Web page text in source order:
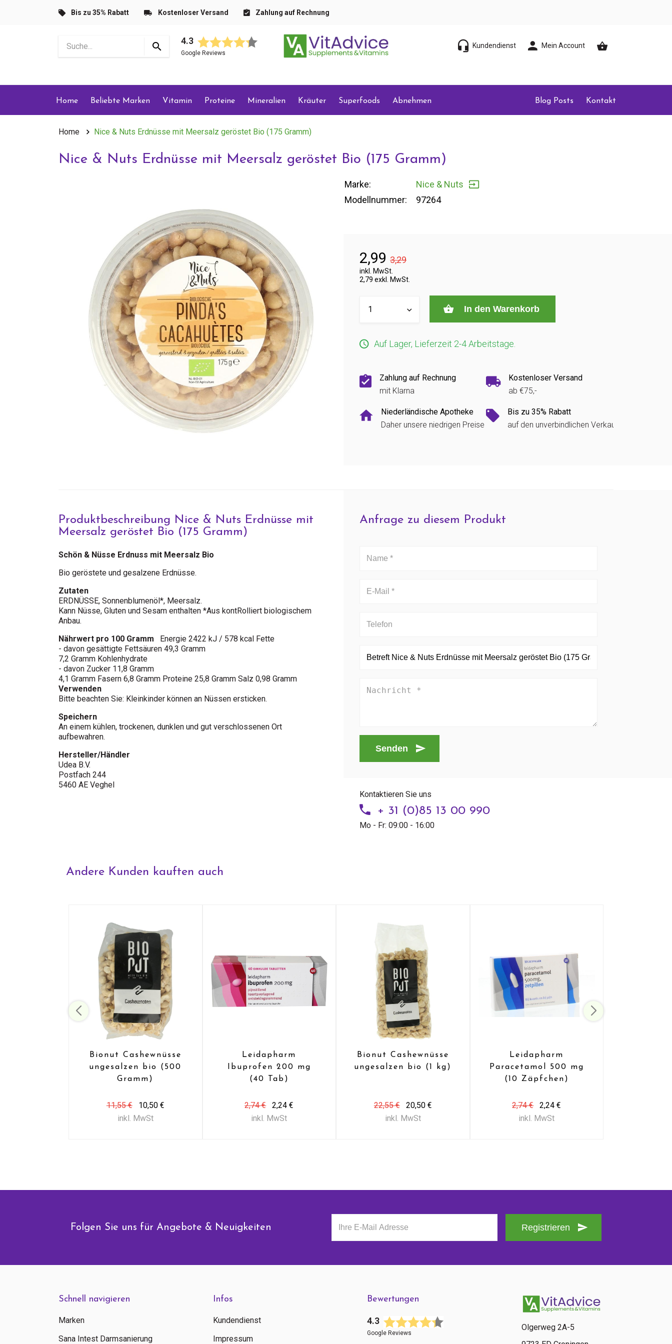
Bis zu 35% Rabatt Kostenloser Versand Zahlung auf Rechnung
4.3
Google Reviews
Kundendienst Mein Account
Home Beliebte Marken Vitamin Proteine Mineralien Kräuter Superfoods Abnehmen Blog Posts Kontakt
Home Nice & Nuts Erdnüsse mit Meersalz geröstet Bio (175 Gramm)
Nice & Nuts Erdnüsse mit Meersalz geröstet Bio (175 Gramm)
Marke:
Nice & Nuts
Modellnummer:
97264
2,99 3,29
inkl. MwSt.
2,79 exkl. MwSt.
In den Warenkorb
Auf Lager, Lieferzeit 2-4 Arbeitstage.
Zahlung auf Rechnung
mit Klarna
Kostenloser Versand
ab €75,-
Niederländische Apotheke
Daher unsere niedrigen Preise
Bis zu 35% Rabatt
auf den unverbindlichen Verkaufspreis
Produktbeschreibung Nice & Nuts Erdnüsse mit
Meersalz geröstet Bio (175 Gramm)
Schön & Nüsse Erdnuss mit Meersalz Bio
Bio geröstete und gesalzene Erdnüsse.
Zutaten
ERDNÜSSE, Sonnenblumenöl*, Meersalz.
Kann Nüsse, Gluten und Sesam enthalten *Aus kontRolliert biologischem
Anbau.
Nährwert pro 100 Gramm Energie 2422 kJ / 578 kcal Fette
- davon gesättigte Fettsäuren 49,3 Gramm
7,2 Gramm Kohlenhydrate
- davon Zucker 11,8 Gramm
4,1 Gramm Fasern 6,8 Gramm Proteine 25,8 Gramm Salz 0,98 Gramm
Verwenden
Bitte beachten Sie: Kleinkinder können an Nüssen ersticken.
Speichern
An einem kühlen, trockenen, dunklen und gut verschlossenen Ort
aufbewahren.
Hersteller/Händler
Udea B.V.
Postfach 244
5460 AE Veghel
Anfrage zu diesem Produkt
Senden
Kontaktieren Sie uns
+ 31 (0)85 13 00 990
Mo - Fr: 09:00 - 16:00
Andere Kunden kauften auch
Bionut Cashewnüsse
ungesalzen bio (500
Gramm)
11,55 €
10,50 €
inkl. MwSt
Leidapharm
Ibuprofen 200 mg
(40 Tab)
2,74 €
2,24 €
inkl. MwSt
Bionut Cashewnüsse
ungesalzen bio (1 kg)
22,55 €
20,50 €
inkl. MwSt
Leidapharm
Paracetamol 500 mg
(10 Zäpfchen)
2,74 €
2,24 €
inkl. MwSt
Folgen Sie uns für Angebote & Neuigkeiten Registrieren
Schnell navigieren
Marken
Sana Intest Darmsanierung
Infos
Kundendienst
Impressum
Bewertungen
4.3
Google Reviews
Olgerweg 2A-5